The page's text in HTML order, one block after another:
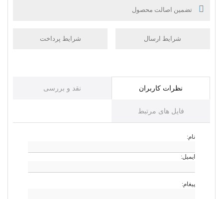
تضمین اصالت محصول
شرایط ارسال شرایط پرداخت
نظرات کاربران نقد و بررسی
فایل های مرتبط
نام:
ایمیل:
پیغام: